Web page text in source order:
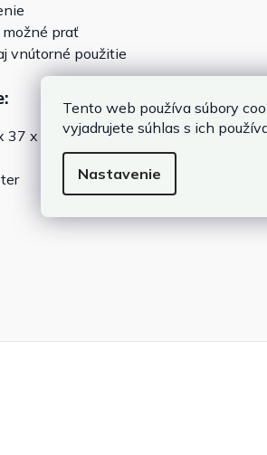
Tento web používa súbory
vyjadrujete súhlas s ich
Nastavenie
prať
vnútorné použitie
37 x 5 cm